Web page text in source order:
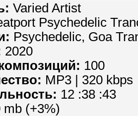
Varied Artist
Psychedelic
Psychedelic, Goa
2020
100
MP3 | 320 kbps
12 :38 :43
mb (+3%)